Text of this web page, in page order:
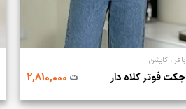
پافر ، کاپشن
جکت فوتر کلاه دار ت